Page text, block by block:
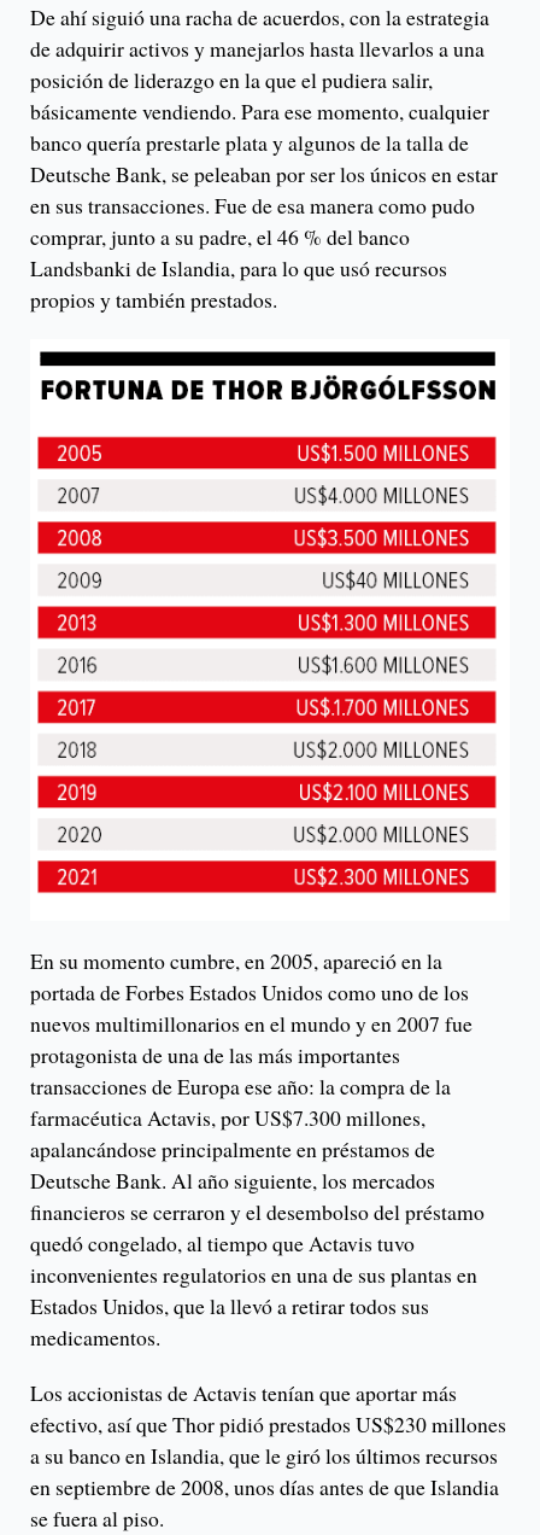
De ahí siguió una racha de acuerdos, con la estrategia
de adquirir activos y manejarlos hasta llevarlos a una
posición de liderazgo en la que el pudiera salir,
básicamente vendiendo. Para ese momento, cualquier
banco quería prestarle plata y algunos de la talla de
Deutsche Bank, se peleaban por ser los únicos en estar
en sus transacciones. Fue de esa manera como pudo
comprar, junto a su padre, el 46 % del banco
Landsbanki de Islandia, para lo que usó recursos
propios y también prestados.
En su momento cumbre, en 2005, apareció en la
portada de Forbes Estados Unidos como uno de los
nuevos multimillonarios en el mundo y en 2007 fue
protagonista de una de las más importantes
transacciones de Europa ese año: la compra de la
farmacéutica Actavis, por US$7.300 millones,
apalancándose principalmente en préstamos de
Deutsche Bank. Al año siguiente, los mercados
financieros se cerraron y el desembolso del préstamo
quedó congelado, al tiempo que Actavis tuvo
inconvenientes regulatorios en una de sus plantas en
Estados Unidos, que la llevó a retirar todos sus
medicamentos.
Los accionistas de Actavis tenían que aportar más
efectivo, así que Thor pidió prestados US$230 millones
a su banco en Islandia, que le giró los últimos recursos
en septiembre de 2008, unos días antes de que Islandia
se fuera al piso.